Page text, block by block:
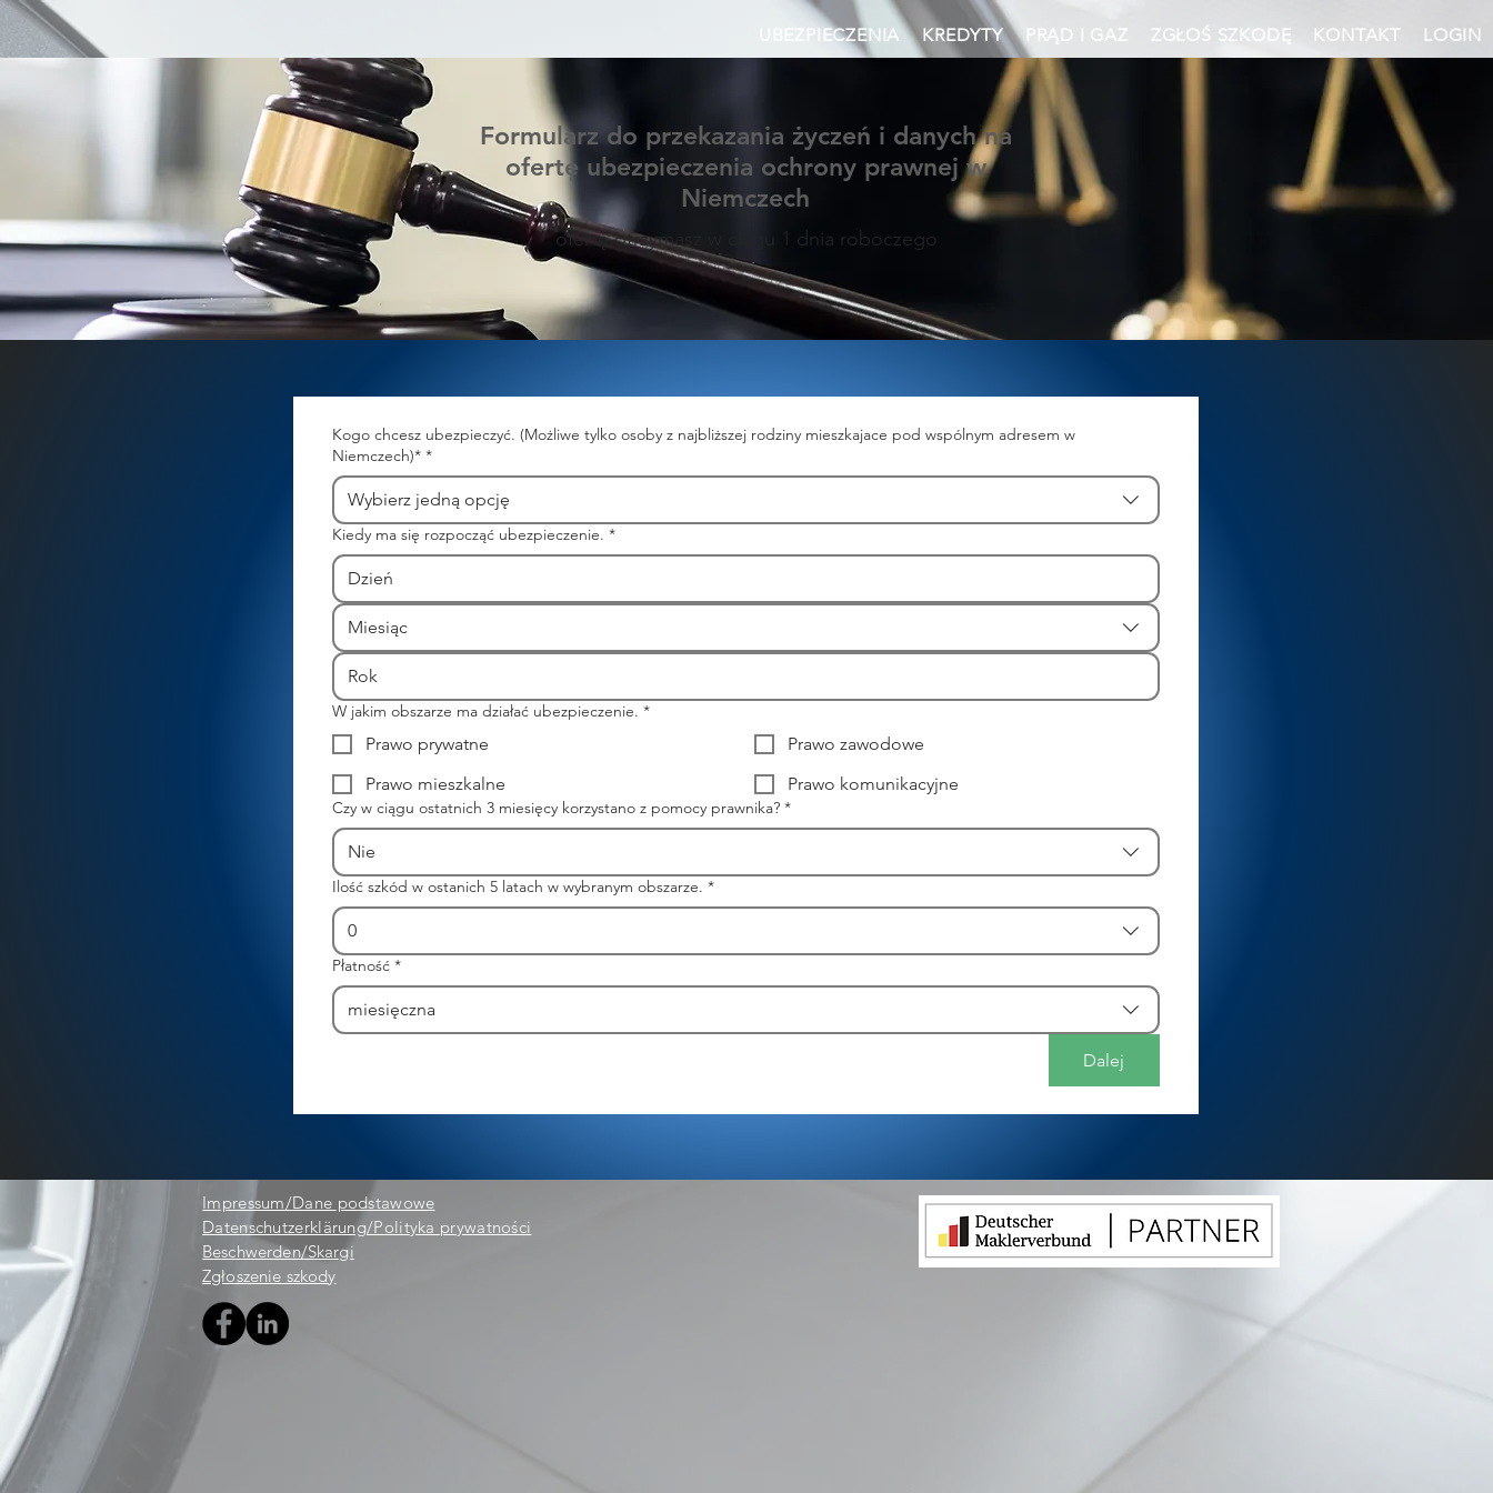
UBEZPIECZENIA KREDYTY PRĄD I GAZ ZGŁOŚ SZKODĘ KONTAKT LOGIN
Formularz do przekazania życzeń i danych na
ofertę ubezpieczenia ochrony prawnej w
Niemczech
ofertę otrzymasz w ciągu 1 dnia roboczego
Kogo chcesz ubezpieczyć. (Możliwe tylko osoby z najbliższej rodziny mieszkajace pod wspólnym adresem w
Niemczech)* *
Wybierz jedną opcję
Kiedy ma się rozpocząć ubezpieczenie. *
Miesiąc
​W jakim obszarze ma działać ubezpieczenie. *
Prawo prywatne
Prawo zawodowe
Prawo mieszkalne
Prawo komunikacyjne
Czy w ciągu ostatnich 3 miesięcy korzystano z pomocy prawnika? *
Nie
Ilość szkód w ostanich 5 latach w wybranym obszarze. *
0
Płatność *
miesięczna
Dalej
Impressum/Dane podstawowe
Datenschutzerklärung/Polityka prywatności
Beschwerden/Skargi
Zgłoszenie szkody